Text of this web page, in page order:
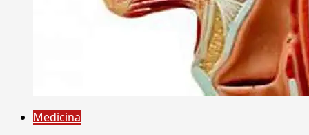
Medicina